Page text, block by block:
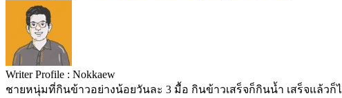
Writer Profile : Nokkaew
ชายหนุ่มที่กินข้าวอย่างน้อยวันละ 3 มื้อ กินข้าวเสร็จก็กินน้ำ เสร็จแล้ว